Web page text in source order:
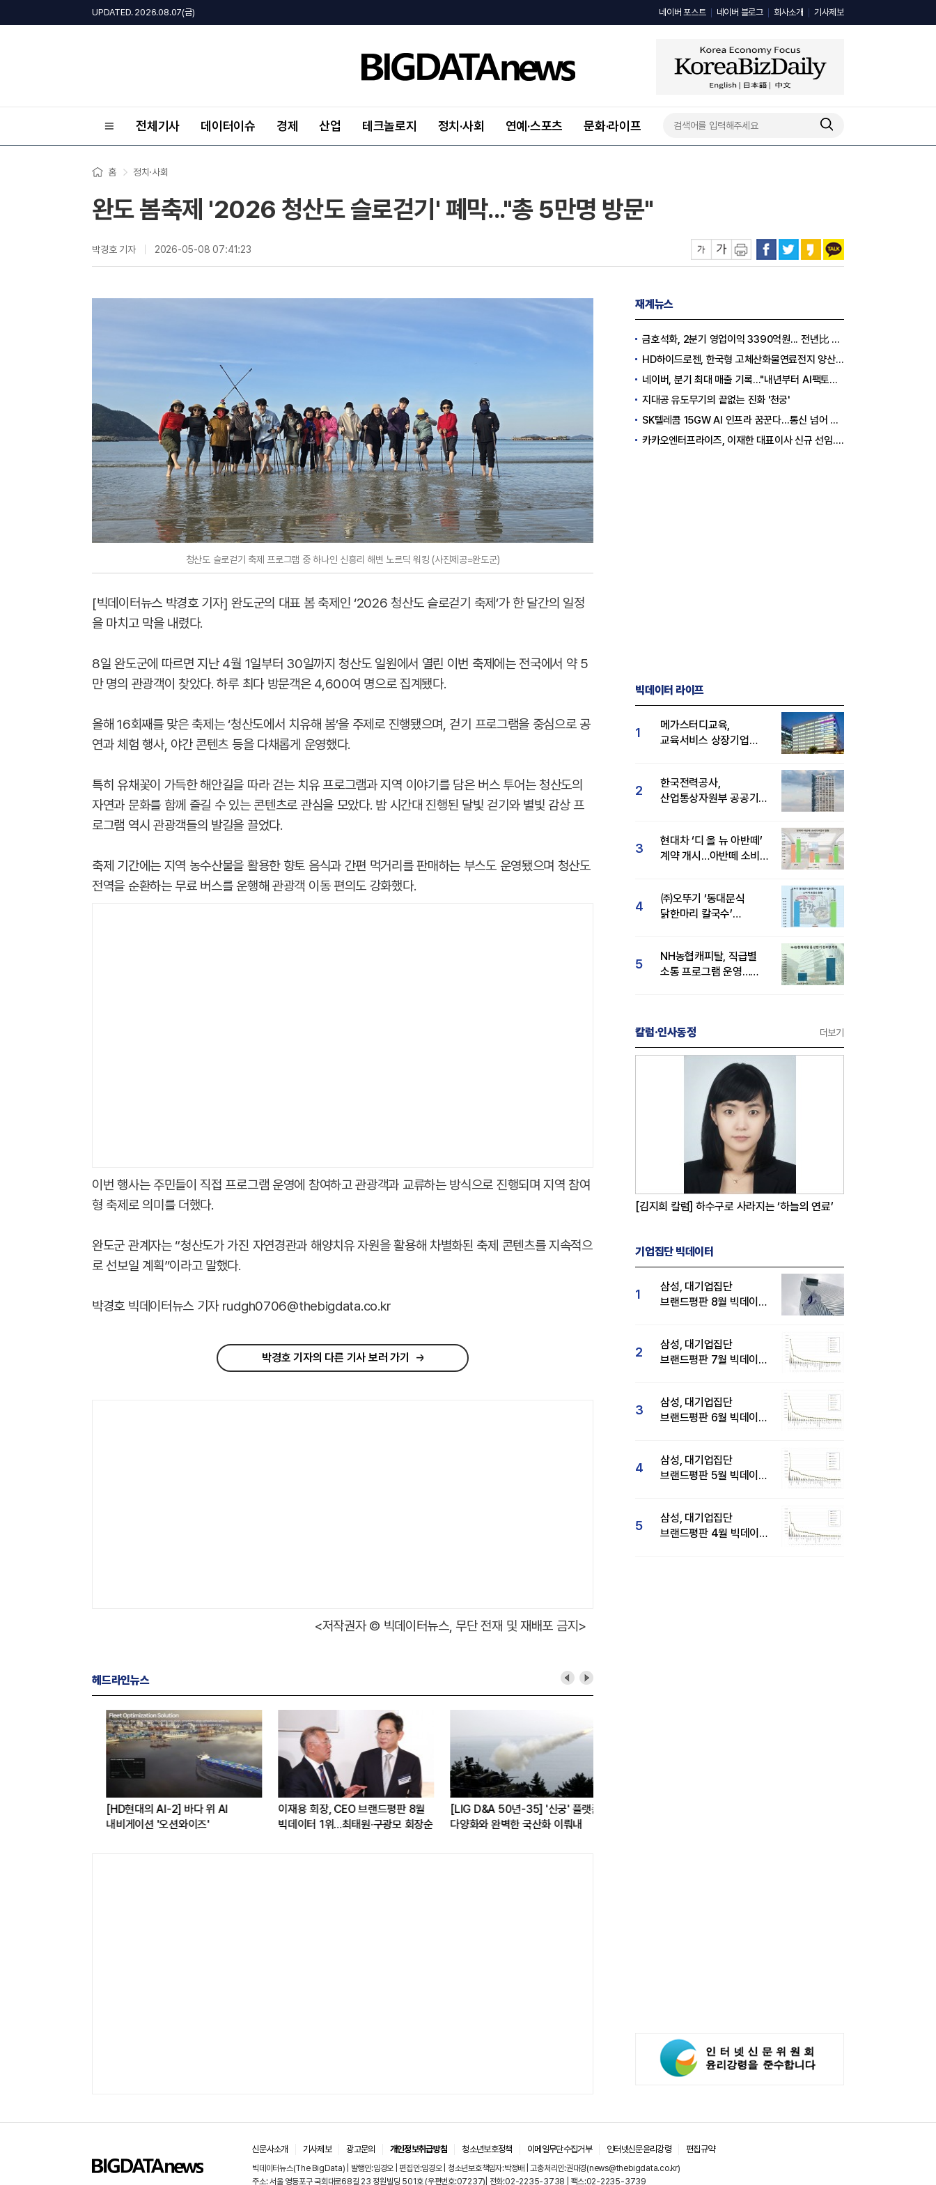
UPDATED. 2026.08.07(금) 네이버 포스트 네이버 블로그 회사소개 기사제보
전체기사 데이터이슈 경제 산업 테크놀로지 정치·사회 연예·스포츠 문화·라이프
홈 정치·사회
완도 봄축제 '2026 청산도 슬로걷기' 폐막..."총 5만명 방문"
박경호 기자 2026-05-08 07:41:23
청산도 슬로걷기 축제 프로그램 중 하나인 신흥리 해변 노르딕 워킹 (사진제공=완도군)
[빅데이터뉴스 박경호 기자] 완도군의 대표 봄 축제인 ‘2026 청산도 슬로걷기 축제’가 한 달간의 일정
을 마치고 막을 내렸다.
8일 완도군에 따르면 지난 4월 1일부터 30일까지 청산도 일원에서 열린 이번 축제에는 전국에서 약 5
만 명의 관광객이 찾았다. 하루 최다 방문객은 4,600여 명으로 집계됐다.
올해 16회째를 맞은 축제는 ‘청산도에서 치유해 봄’을 주제로 진행됐으며, 걷기 프로그램을 중심으로 공
연과 체험 행사, 야간 콘텐츠 등을 다채롭게 운영했다.
특히 유채꽃이 가득한 해안길을 따라 걷는 치유 프로그램과 지역 이야기를 담은 버스 투어는 청산도의
자연과 문화를 함께 즐길 수 있는 콘텐츠로 관심을 모았다. 밤 시간대 진행된 달빛 걷기와 별빛 감상 프
로그램 역시 관광객들의 발길을 끌었다.
축제 기간에는 지역 농수산물을 활용한 향토 음식과 간편 먹거리를 판매하는 부스도 운영됐으며 청산도
전역을 순환하는 무료 버스를 운행해 관광객 이동 편의도 강화했다.
이번 행사는 주민들이 직접 프로그램 운영에 참여하고 관광객과 교류하는 방식으로 진행되며 지역 참여
형 축제로 의미를 더했다.
완도군 관계자는 “청산도가 가진 자연경관과 해양치유 자원을 활용해 차별화된 축제 콘텐츠를 지속적으
로 선보일 계획”이라고 말했다.
박경호 빅데이터뉴스 기자 rudgh0706@thebigdata.co.kr
박경호 기자의 다른 기사 보러 가기
<저작권자 © 빅데이터뉴스, 무단 전재 및 재배포 금지>
헤드라인뉴스
[HD현대의 AI-2] 바다 위 AI
내비게이션 '오션와이즈'
이재용 회장, CEO 브랜드평판 8월
빅데이터 1위...최태원·구광모 회장순
[LIG D&A 50년-35] '신궁' 플랫폼
다양화와 완벽한 국산화 이뤄내
재계뉴스
금호석화, 2분기 영업이익 3390억원... 전년比 419% 급증
HD하이드로젠, 한국형 고체산화물연료전지 양산체계 구축
네이버, 분기 최대 매출 기록..."내년부터 AI팩토리 수익 날 것"
지대공 유도무기의 끝없는 진화 '천궁'
SK텔레콤 15GW AI 인프라 꿈꾼다…통신 넘어 AI DC 패권 도전
카카오엔터프라이즈, 이재한 대표이사 신규 선임..."AI 전환 선도"
빅데이터 라이프
1
메가스터디교육,
교육서비스 상장기업
2
한국전력공사,
산업통상자원부 공공기관
3
현대차 ‘디 올 뉴 아반떼’
계약 개시…아반떼 소비자
4
㈜오뚜기 ‘동대문식
닭한마리 칼국수’
5
NH농협캐피탈, 직급별
소통 프로그램 운영…
칼럼·인사동정 더보기
[김지희 칼럼] 하수구로 사라지는 ‘하늘의 연료’
기업집단 빅데이터
1
삼성, 대기업집단
브랜드평판 8월 빅데이터
2
삼성, 대기업집단
브랜드평판 7월 빅데이터
3
삼성, 대기업집단
브랜드평판 6월 빅데이터
4
삼성, 대기업집단
브랜드평판 5월 빅데이터
5
삼성, 대기업집단
브랜드평판 4월 빅데이터
신문사소개 기사제보 광고문의 개인정보취급방침 청소년보호정책 이메일무단수집거부 인터넷신문윤리강령 편집규약
빅데이터뉴스(The BigData) | 발행인:임경오 | 편집인:임경오 | 청소년보호책임자:박정배 | 고충처리인:권대경(news@thebigdata.co.kr)
주소: 서울 영등포구 국회대로68길 23 정원빌딩 501호 (우편번호:07237)| 전화:02-2235-3738 | 팩스:02-2235-3739